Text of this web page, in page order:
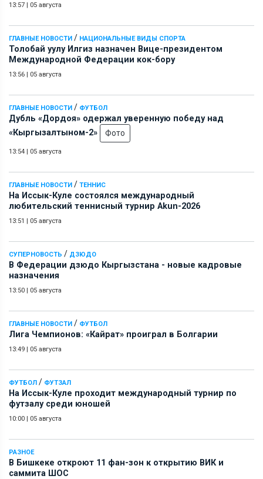
13:57 | 05 августа
ГЛАВНЫЕ НОВОСТИ / НАЦИОНАЛЬНЫЕ ВИДЫ СПОРТА
Толобай уулу Илгиз назначен Вице-президентом
Международной Федерации кок-бору
13:56 | 05 августа
ГЛАВНЫЕ НОВОСТИ / ФУТБОЛ
Дубль «Дордоя» одержал уверенную победу над
«Кыргызалтыном-2»
Фото
13:54 | 05 августа
ГЛАВНЫЕ НОВОСТИ / ТЕННИС
На Иссык-Куле состоялся международный
любительский теннисный турнир Akun-2026
13:51 | 05 августа
СУПЕРНОВОСТЬ / ДЗЮДО
В Федерации дзюдо Кыргызстана - новые кадровые
назначения
13:50 | 05 августа
ГЛАВНЫЕ НОВОСТИ / ФУТБОЛ
Лига Чемпионов: «Кайрат» проиграл в Болгарии
13:49 | 05 августа
ФУТБОЛ / ФУТЗАЛ
На Иссык-Куле проходит международный турнир по
футзалу среди юношей
10:00 | 05 августа
РАЗНОЕ
В Бишкеке откроют 11 фан-зон к открытию ВИК и
саммита ШОС